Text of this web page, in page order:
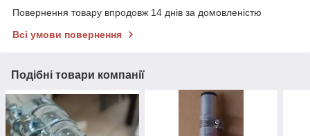
Повернення товару впродовж 14 днів за домовленістю
Всі умови повернення
Подібні товари компанії